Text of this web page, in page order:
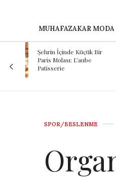
MUHAFAZAKAR MODA
“Lezzetin
Hikâye: Kadırgalı”
SPOR/BESLENME